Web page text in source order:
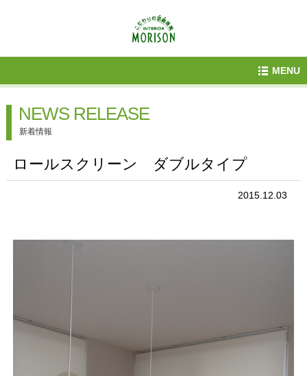
MENU
NEWS RELEASE
新着情報
ロールスクリーン ダブルタイプ
2015.12.03